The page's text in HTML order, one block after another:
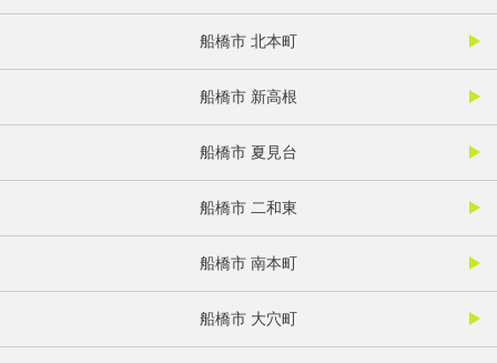
船橋市 北本町
船橋市 新高根
船橋市 夏見台
船橋市 二和東
船橋市 南本町
船橋市 大穴町